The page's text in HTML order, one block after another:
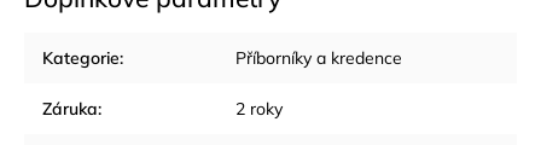
Kategorie: Příborníky a kredence
Záruka: 2 roky